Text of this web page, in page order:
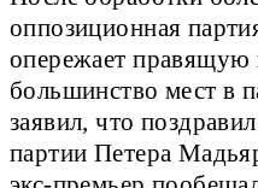
оппозиционная
опережает правящую
большинство мест в
заявил, что
партии Петера